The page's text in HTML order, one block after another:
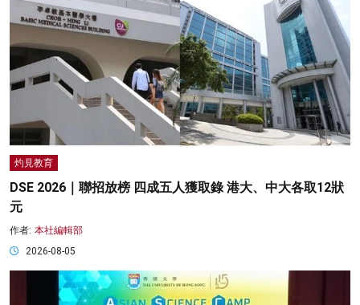
灼見教育
DSE 2026｜聯招放榜 四成五人獲取錄 港大、中大各取12狀
元
作者: 本社編輯部
2026-08-05